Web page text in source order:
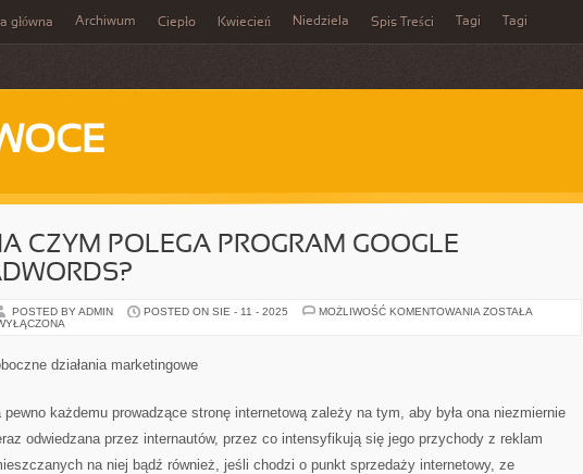
główna Archiwum Ciepło Kwiecień Niedziela Spis Treści Tagi Tagi
CZYM POLEGA PROGRAM GOOGLE
POSTED BY ADMIN POSTED ON SIE - 11 - 2025 MOŻLIWOŚĆ KOMENTOWANIA NA
ZOSTAŁA
działania marketingowe
pewno każdemu prowadzące stronę internetową zależy na tym, aby była ona niezmiernie
odwiedzana przez internautów, przez co intensyfikują się jego przychody z reklam
na niej bądź również, jeśli chodzi o punkt sprzedaży internetowy, ze